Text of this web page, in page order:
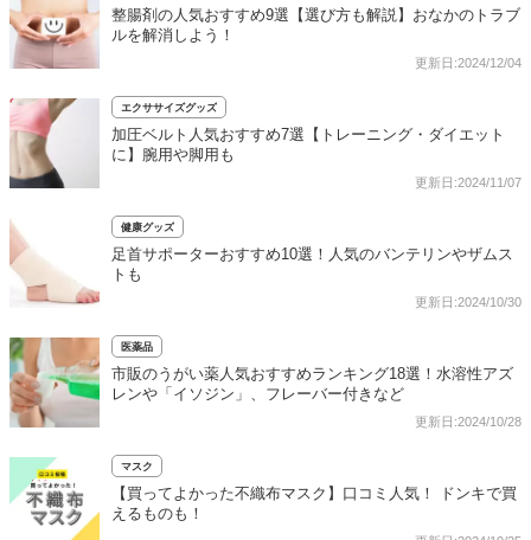
整腸剤の人気おすすめ9選【選び方も解説】おなかのトラブ
ルを解消しよう！
更新日:2024/12/04
エクササイズグッズ
加圧ベルト人気おすすめ7選【トレーニング・ダイエット
に】腕用や脚用も
更新日:2024/11/07
健康グッズ
足首サポーターおすすめ10選！人気のバンテリンやザムス
トも
更新日:2024/10/30
医薬品
市販のうがい薬人気おすすめランキング18選！水溶性アズ
レンや「イソジン」、フレーバー付きなど
更新日:2024/10/28
マスク
【買ってよかった不織布マスク】口コミ人気！ ドンキで買
えるものも！